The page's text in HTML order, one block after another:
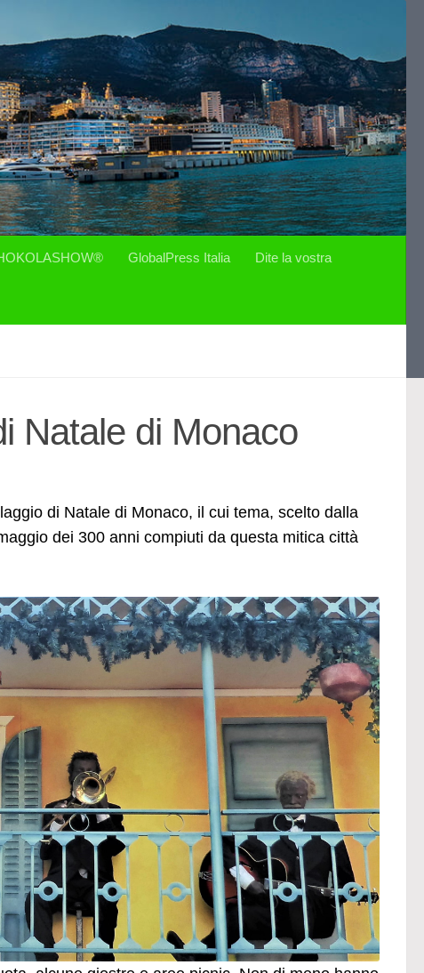
GlobalPress Italia Dite la vostra
Natale di Monaco
di Natale di Monaco, il cui tema, scelto dalla
dei 300 anni compiuti da questa mitica città